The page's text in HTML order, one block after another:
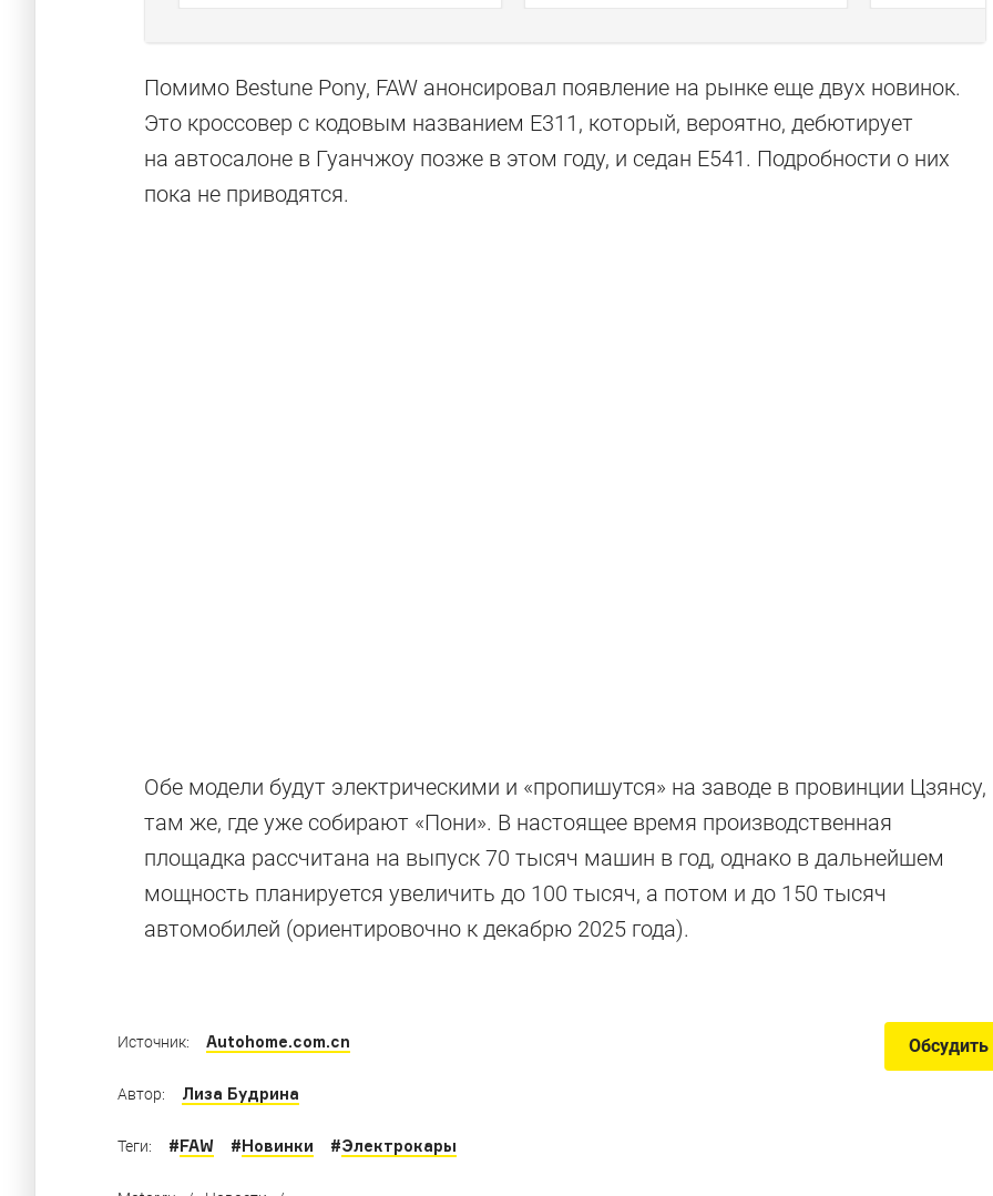
Помимо Bestune Pony, FAW анонсировал появление на рынке еще двух новинок.
Это кроссовер с кодовым названием E311, который, вероятно, дебютирует
на автосалоне в Гуанчжоу позже в этом году, и седан E541. Подробности о них
пока не приводятся.
Обе модели будут электрическими и «пропишутся» на заводе в провинции Цзянсу,
там же, где уже собирают «Пони». В настоящее время производственная
площадка рассчитана на выпуск 70 тысяч машин в год, однако в дальнейшем
мощность планируется увеличить до 100 тысяч, а потом и до 150 тысяч
автомобилей (ориентировочно к декабрю 2025 года).
Бюджетники не для России
Соперник Solaris от Toyota, дешевый Nissan, доступные VW и Skoda — и все не для нас
Обсудить
Источник: Autohome.com.cn
Автор: Лиза Будрина
Теги: #FAW #Новинки #Электрокары